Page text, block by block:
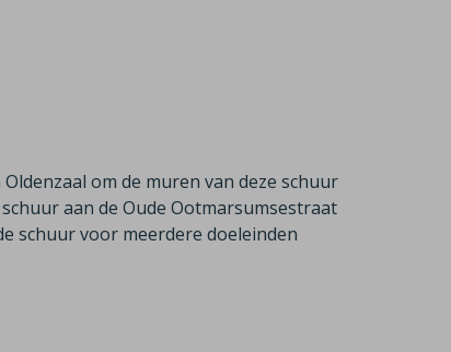
om de muren van deze schuur
aan de Oude Ootmarsumsestraat
schuur voor meerdere doeleinden